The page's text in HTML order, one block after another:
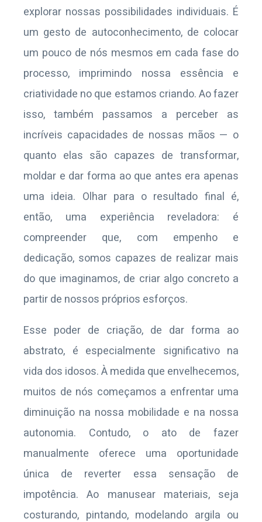
explorar nossas possibilidades individuais. É
um gesto de autoconhecimento, de colocar
um pouco de nós mesmos em cada fase do
processo, imprimindo nossa essência e
criatividade no que estamos criando. Ao fazer
isso, também passamos a perceber as
incríveis capacidades de nossas mãos — o
quanto elas são capazes de transformar,
moldar e dar forma ao que antes era apenas
uma ideia. Olhar para o resultado final é,
então, uma experiência reveladora: é
compreender que, com empenho e
dedicação, somos capazes de realizar mais
do que imaginamos, de criar algo concreto a
partir de nossos próprios esforços.
Esse poder de criação, de dar forma ao
abstrato, é especialmente significativo na
vida dos idosos. À medida que envelhecemos,
muitos de nós começamos a enfrentar uma
diminuição na nossa mobilidade e na nossa
autonomia. Contudo, o ato de fazer
manualmente oferece uma oportunidade
única de reverter essa sensação de
impotência. Ao manusear materiais, seja
costurando, pintando, modelando argila ou